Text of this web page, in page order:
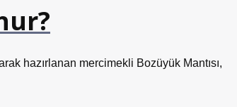
hazırlanan mercimekli Bozüyük Mantısı,